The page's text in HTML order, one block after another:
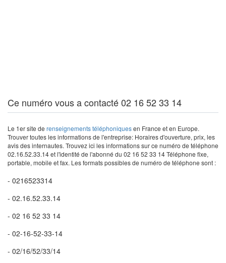
Ce numéro vous a contacté 02 16 52 33 14
Le 1er site de renseignements téléphoniquesen France et en Europe.
Trouver toutes les informations de l'entreprise: Horaires d'ouverture, prix, les
avis des internautes. Trouvez ici les informations sur ce numéro de téléphone
02.16.52.33.14 et l'identité de l'abonné du 02 16 52 33 14 Téléphone fixe,
portable, mobile et fax. Les formats possibles de numéro de téléphone sont :
- 0216523314
- 02.16.52.33.14
- 02 16 52 33 14
- 02-16-52-33-14
- 02/16/52/33/14